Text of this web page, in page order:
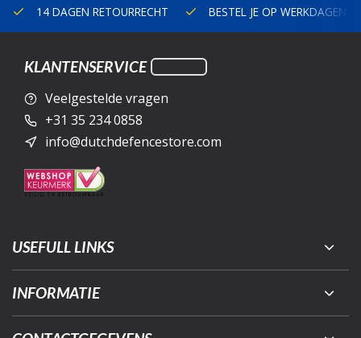
14 DAGEN RETOURRECHT BESTEL JE OP WERKDAGEN
KLANTENSERVICE
Veelgestelde vragen
+31 35 234 0858
info@dutchdefencestore.com
USEFULL LINKS
INFORMATIE